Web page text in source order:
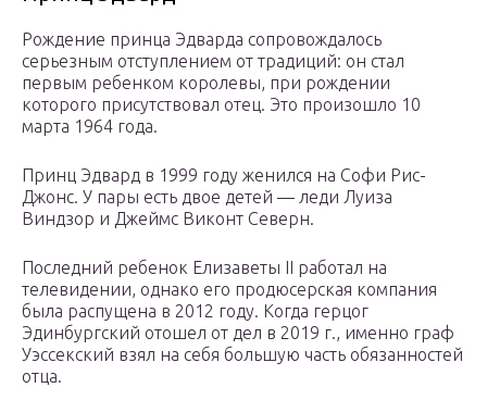
Рождение принца Эдварда сопровождалось
серьезным отступлением от традиций: он стал
первым ребенком королевы, при рождении
которого присутствовал отец. Это произошло 10
марта 1964 года.
Принц Эдвард в 1999 году женился на Софи Рис-
Джонс. У пары есть двое детей — леди Луиза
Виндзор и Джеймс Виконт Северн.
Последний ребенок Елизаветы II работал на
телевидении, однако его продюсерская компания
была распущена в 2012 году. Когда герцог
Эдинбургский отошел от дел в 2019 г., именно граф
Уэссекский взял на себя большую часть обязанностей
отца.